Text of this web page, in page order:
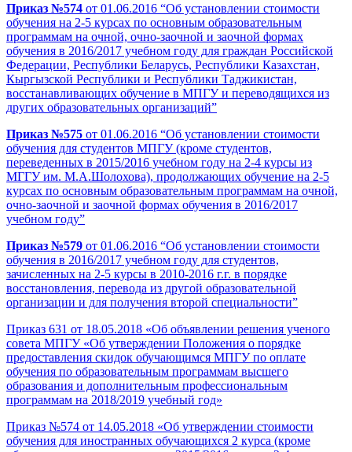
Приказ №574 от 01.06.2016 “Об установлении стоимости
обучения на 2-5 курсах по основным образовательным
программам на очной, очно-заочной и заочной формах
обучения в 2016/2017 учебном году для граждан Российской
Федерации, Республики Беларусь, Республики Казахстан,
Кыргызской Республики и Республики Таджикистан,
восстанавливающих обучение в МПГУ и переводящихся из
других образовательных организаций”
Приказ №575 от 01.06.2016 “Об установлении стоимости
обучения для студентов МПГУ (кроме студентов,
переведенных в 2015/2016 учебном году на 2-4 курсы из
МГГУ им. М.А.Шолохова), продолжающих обучение на 2-5
курсах по основным образовательным программам на очной,
очно-заочной и заочной формах обучения в 2016/2017
учебном году”
Приказ №579 от 01.06.2016 “Об установлении стоимости
обучения в 2016/2017 учебном году для студентов,
зачисленных на 2-5 курсы в 2010-2016 г.г. в порядке
восстановления, перевода из другой образовательной
организации и для получения второй специальности”
Приказ 631 от 18.05.2018 «Об объявлении решения ученого
совета МПГУ «Об утверждении Положения о порядке
предоставления скидок обучающимся МПГУ по оплате
обучения по образовательным программам высшего
образования и дополнительным профессиональным
программам на 2018/2019 учебный год»
Приказ №574 от 14.05.2018 «Об утверждении стоимости
обучения для иностранных обучающихся 2 курса (кроме